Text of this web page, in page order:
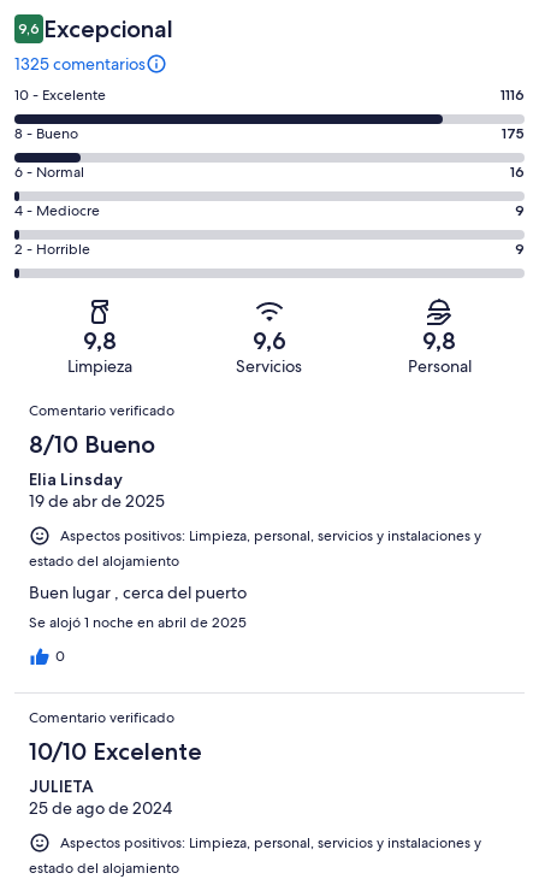
9,6 Excepcional
1325 comentarios
1116
comentarios
de
un
total
de
1325
con
puntuación
10 - Excelente 1116
175
comentarios
de
un
total
de
1325
puntuación
Bueno
8 - Bueno 175
16
comentarios
de
un
total
puntuación
Normal
6 - Normal 16
9
comentarios
de
una
puntuación
Mediocre
4 - Mediocre 9
9
comentarios
1325
una
puntuación
de
2 - Horrible 9
9,8
Limpieza
9,6
Servicios
9,8
Personal
Comentarios
Comentario verificado
8/10 Bueno
Elia Linsday
19 de abr de 2025
Aspectos positivos: Limpieza, personal, servicios y instalaciones y
estado del alojamiento
Buen lugar , cerca del puerto
Se alojó 1 noche en abril de 2025
0
Comentario verificado
10/10 Excelente
JULIETA
25 de ago de 2024
Aspectos positivos: Limpieza, personal, servicios y instalaciones y
estado del alojamiento